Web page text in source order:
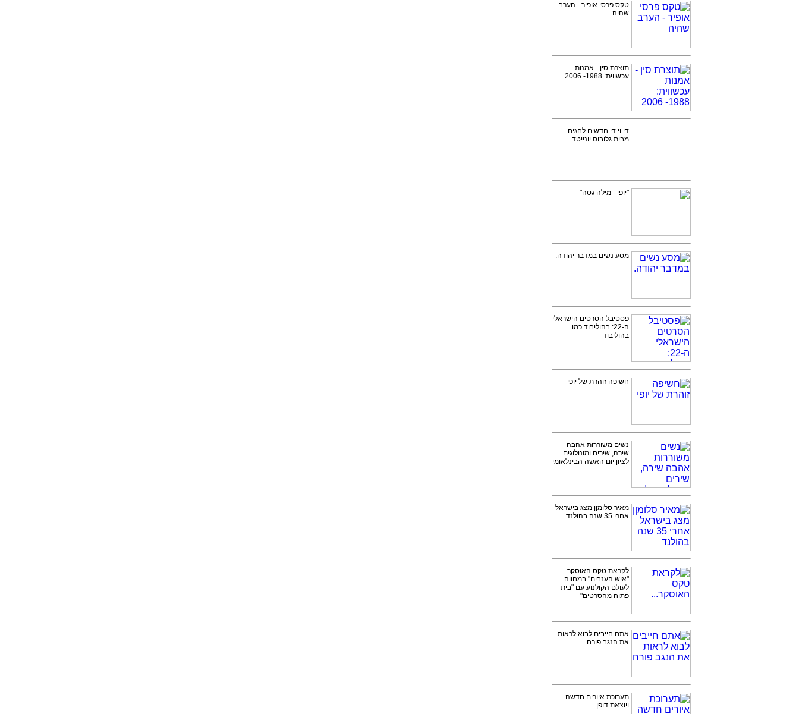
טקס פרסי אופיר - הערב
שהיה
תוצרת סין - אמנות
עכשווית: 1988- 2006
די.וי.די חדשים לחגים
מבית גלובוס יונייטד
"יופי - מילה גסה"
מסע נשים במדבר יהודה.
פסטיבל הסרטים הישראלי
ה-22: בהוליבוד כמו
בהוליבוד
חשיפה זוהרת של יופי
נשים משוררות אהבה
שירה, שירים ומונולוגים
לציון יום האשה הבינלאומי
מאיר סלומןן מצג בישראל
אחרי 35 שנה בהולנד
לקראת טקס האוסקר...
"איש הענבים" במחווה
לעולם הקולנוע עם "בית
פתוח מהסרטים"
אתם חייבים לבוא לראות
את הנגב פורח
תערוכת איורים חדשה
ויוצאת דופן